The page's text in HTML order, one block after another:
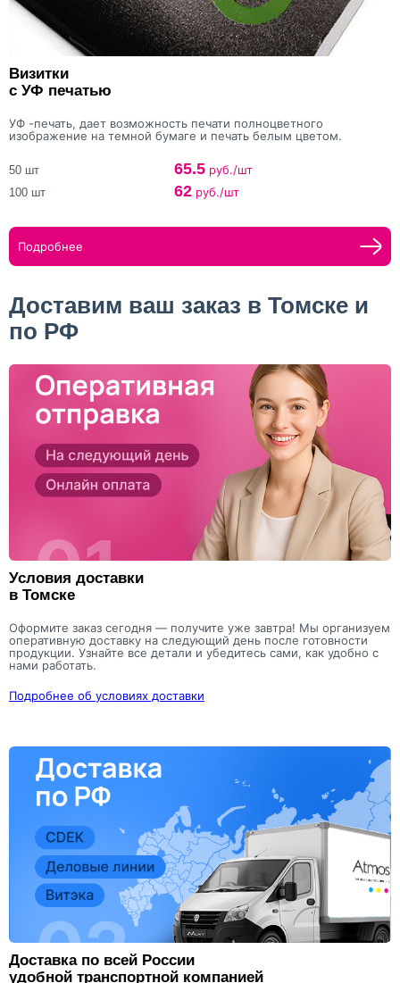
Визитки
с УФ печатью
УФ -печать, дает возможность печати полноцветного
изображение на темной бумаге и печать белым цветом.
50 шт 65.5 руб./шт
100 шт 62 руб./шт
Подробнее
Доставим ваш заказ в Томске и
по РФ
Условия доставки
в Томске
Оформите заказ сегодня — получите уже завтра! Мы организуем
оперативную доставку на следующий день после готовности
продукции. Узнайте все детали и убедитесь сами, как удобно с
нами работать.
Подробнее об условиях доставки
Доставка по всей России
удобной транспортной компанией